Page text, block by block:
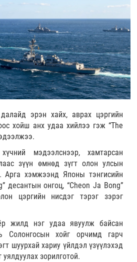
эрэн хайх, аврах цэргийн
хойш анх удаа хийлээ гэж “The
мэдээлснээр, хамтарсан
зүүн өмнөд зүгт олон улсын
Арга хэмжээнд Японы тэнгисийн
десантын онгоц, “Cheon Ja Bong”
цэргийн нисдэг тэрэг зэрэг
жилд нэг удаа явуулж байсан
Солонгосын хойг орчимд гарч
шуурхай хариу үйлдэл үзүүлэхэд
зорилготой.